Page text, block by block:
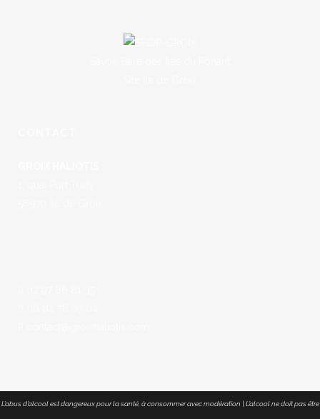
L’abus d’alcool est dangereux pour la santé, à consommer avec modération | L’alcool ne doit pas être